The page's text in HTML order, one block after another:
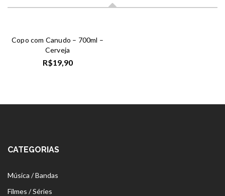
Copo com Canudo – 700ml –
Cerveja
R$19,90
CATEGORIAS
Música / Bandas
Filmes / Séries